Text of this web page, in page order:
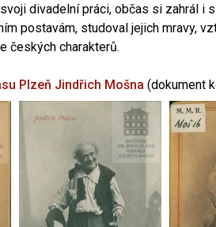
divadelní práci, občas si zahrál i
postavám, studoval jejich mravy,
českých charakterů.
Plzeň Jindřich Mošna (dokument